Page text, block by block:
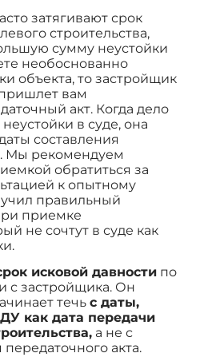
затягивают срок
строительства,
сумму неустойки
необоснованно
объекта, то застройщик
вам
акт. Когда дело
в суде, она
составления
Мы рекомендуем
обратиться за
к опытному
правильный
приемке
не сочтут в суде как
исковой давности по
с застройщика. Он
течь с даты,
как дата передачи
а не с
акта.